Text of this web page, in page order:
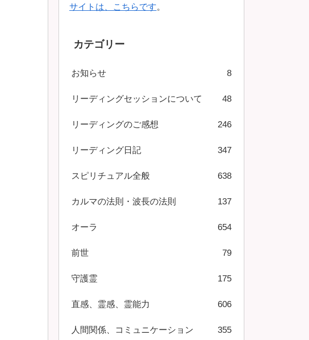
サイトは、こちらです。
カテゴリー
お知らせ 8
リーディングセッションについて 48
リーディングのご感想 246
リーディング日記 347
スピリチュアル全般 638
カルマの法則・波長の法則 137
オーラ 654
前世 79
守護霊 175
直感、霊感、霊能力 606
人間関係、コミュニケーション 355